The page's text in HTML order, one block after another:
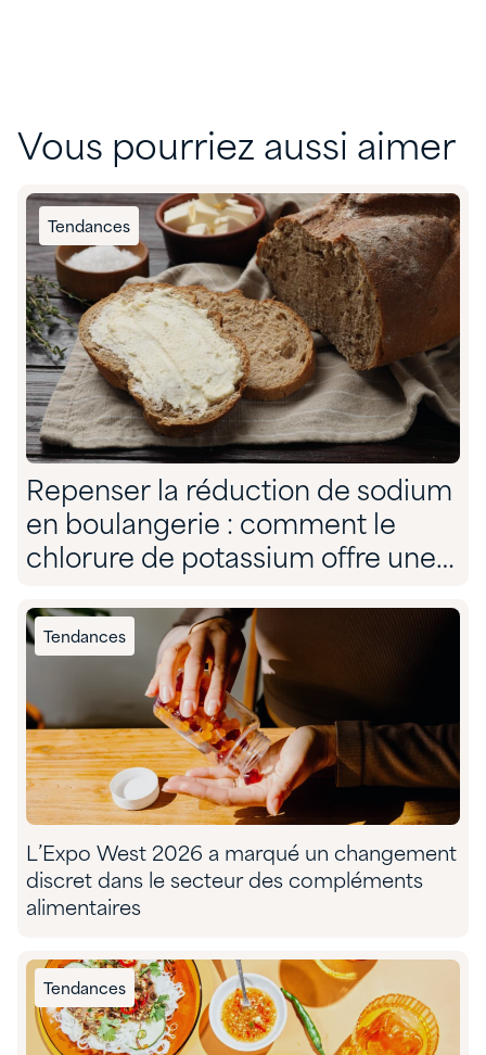
Vous pourriez aussi aimer
Tendances
Repenser la réduction de sodium
en boulangerie : comment le
chlorure de potassium offre une
Tendances
L’Expo West 2026 a marqué un changement
discret dans le secteur des compléments
alimentaires
Tendances